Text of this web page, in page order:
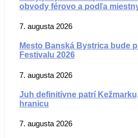
obvody férovo a podľa
7. augusta 2026
Mesto Banská Bystrica bude
Festivalu 2026
7. augusta 2026
Juh definitívne patrí
hranicu
7. augusta 2026